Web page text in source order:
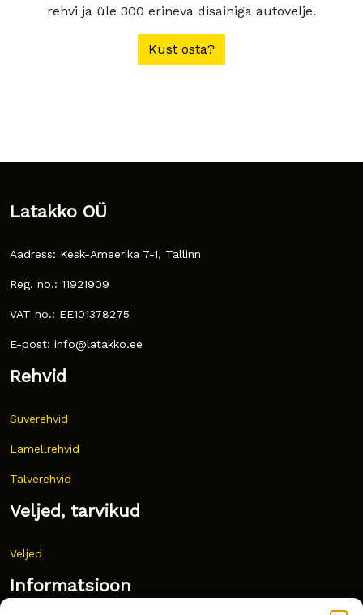
rehvi ja üle 300 erineva disainiga autovelje.
Kust osta?
Latakko OÜ
Aadress: Kesk-Ameerika 7-1, Tallinn
Reg. no.: 11921909
VAT no.: EE101378275
E-post: info@latakko.ee
Rehvid
Suverehvid
Lamellrehvid
Talverehvid
Veljed, tarvikud
Veljed
Informatsioon